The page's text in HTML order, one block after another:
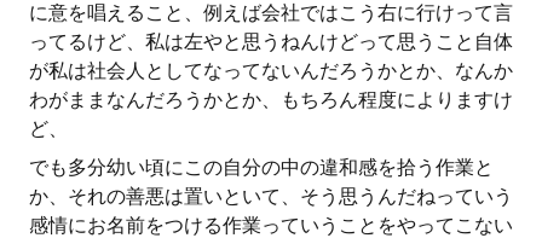
に意を唱えること、例えば会社ではこう右に行けって言
ってるけど、私は左やと思うねんけどって思うこと自体
が私は社会人としてなってないんだろうかとか、なんか
わがままなんだろうかとか、もちろん程度によりますけ
ど、
でも多分幼い頃にこの自分の中の違和感を拾う作業と
か、それの善悪は置いといて、そう思うんだねっていう
感情にお名前をつける作業っていうことをやってこない